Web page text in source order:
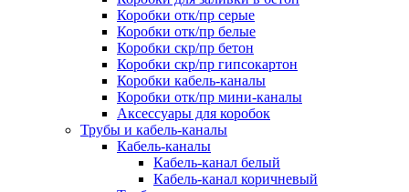
Коробки отк/пр серые
Коробки отк/пр белые
Коробки скр/пр бетон
Коробки скр/пр гипсокартон
Коробки кабель-каналы
Коробки отк/пр мини-каналы
Аксессуары для коробок
Трубы и кабель-каналы
Кабель-каналы
Кабель-канал белый
Кабель-канал коричневый